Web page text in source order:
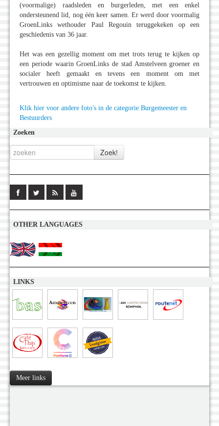
(voormalige) raadsleden en burgerleden, met een enkel
ondersteunend lid, nog één keer samen. Er werd door voormalig
GroenLinks wethouder Paul Regouin teruggekeken op een
geschiedenis van 36 jaar.
Het was een gezellig moment om met trots terug te kijken op
een periode waarin GroenLinks de stad Amstelveen groener en
socialer heeft gemaakt en tevens een moment om met
vertrouwen en optimisme naar de toekomst te kijken.
Klik hier voor andere foto's in de categorie Burgemeester en
Bestuurders
Zoeken
OTHER LANGUAGES
LINKS
Meer links